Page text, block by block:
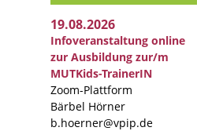
19.08.2026
Infoveranstaltung online
zur Ausbildung zur/m
MUTKids-TrainerIN
Zoom-Plattform
Bärbel Hörner
b.hoerner@vpip.de